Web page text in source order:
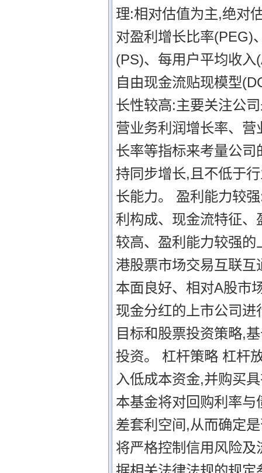
理:相对估值为主,绝对
对盈利增长比率(PEG)
(PS)、每用户平均收
自由现金流贴现模型
长性较高:主要关注公
营业务利润增长率、
长率等指标来考量公
持同步增长,且不低于
长能力。 盈利能力较
利构成、现金流特征
较高、盈利能力较强
港股票市场交易互联
本面良好、相对A股市
现金分红的上市公司
目标和股票投资策略,
投资。 杠杆策略 杠杆
入低成本资金,并购买
本基金将对回购利率
差套利空间,从而确定
将严格控制信用风险